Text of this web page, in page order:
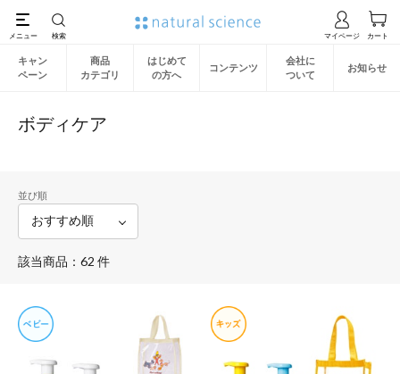
キャン
ペーン
商品
カテゴリ
はじめて
の方へ
コンテンツ
会社に
ついて
お知らせ
ボディケア
並び順
該当商品：62 件